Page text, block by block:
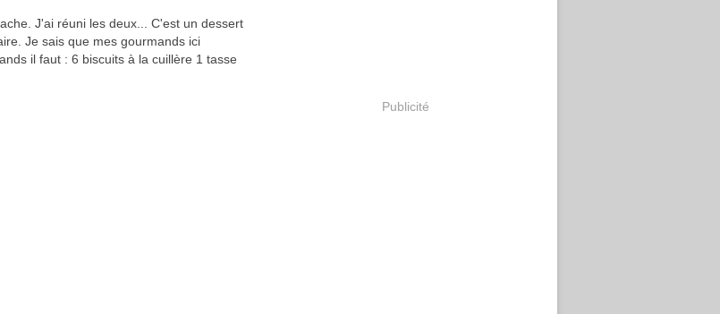
J'ai réuni les deux... C'est un dessert
Je sais que mes gourmands ici
il faut : 6 biscuits à la cuillère 1 tasse
Publicité